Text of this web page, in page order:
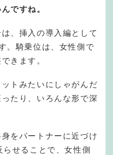
ですね。
、挿入の導入編として
。騎乗位は、女性側で
きます。
トみたいにしゃがんだ
たり、いろんな形で深
をパートナーに近づけ
せることで、女性側